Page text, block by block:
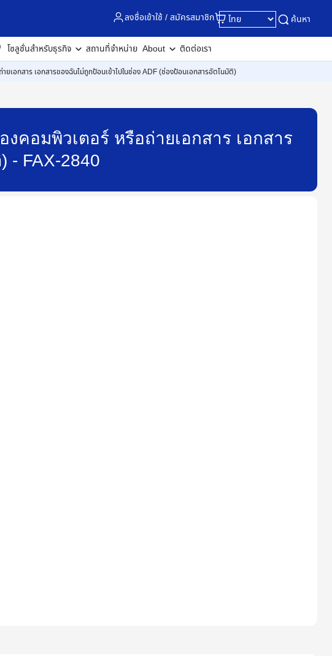
ลงชื่อเข้าใช้ / สมัครสมาชิก ค้นหา
โซลูชั่นสำหรับธุรกิจ สถานที่จำหน่าย About ติดต่อเรา
อกสาร เอกสารของฉันไม่ถูกป้อนเข้าไปในช่อง ADF (ช่องป้อนเอกสารอัตโนมัติ)
คอมพิวเตอร์ หรือถ่ายเอกสาร เอกสาร
- FAX-2840